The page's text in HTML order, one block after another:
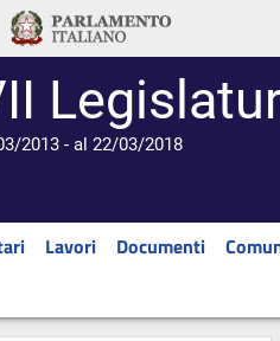
2013 - al 22/03/2018
Lavori Documenti